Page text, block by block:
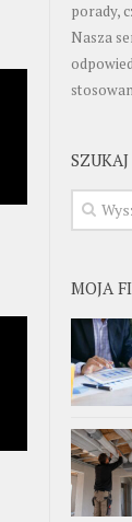
porady,
Nasza
MOJA